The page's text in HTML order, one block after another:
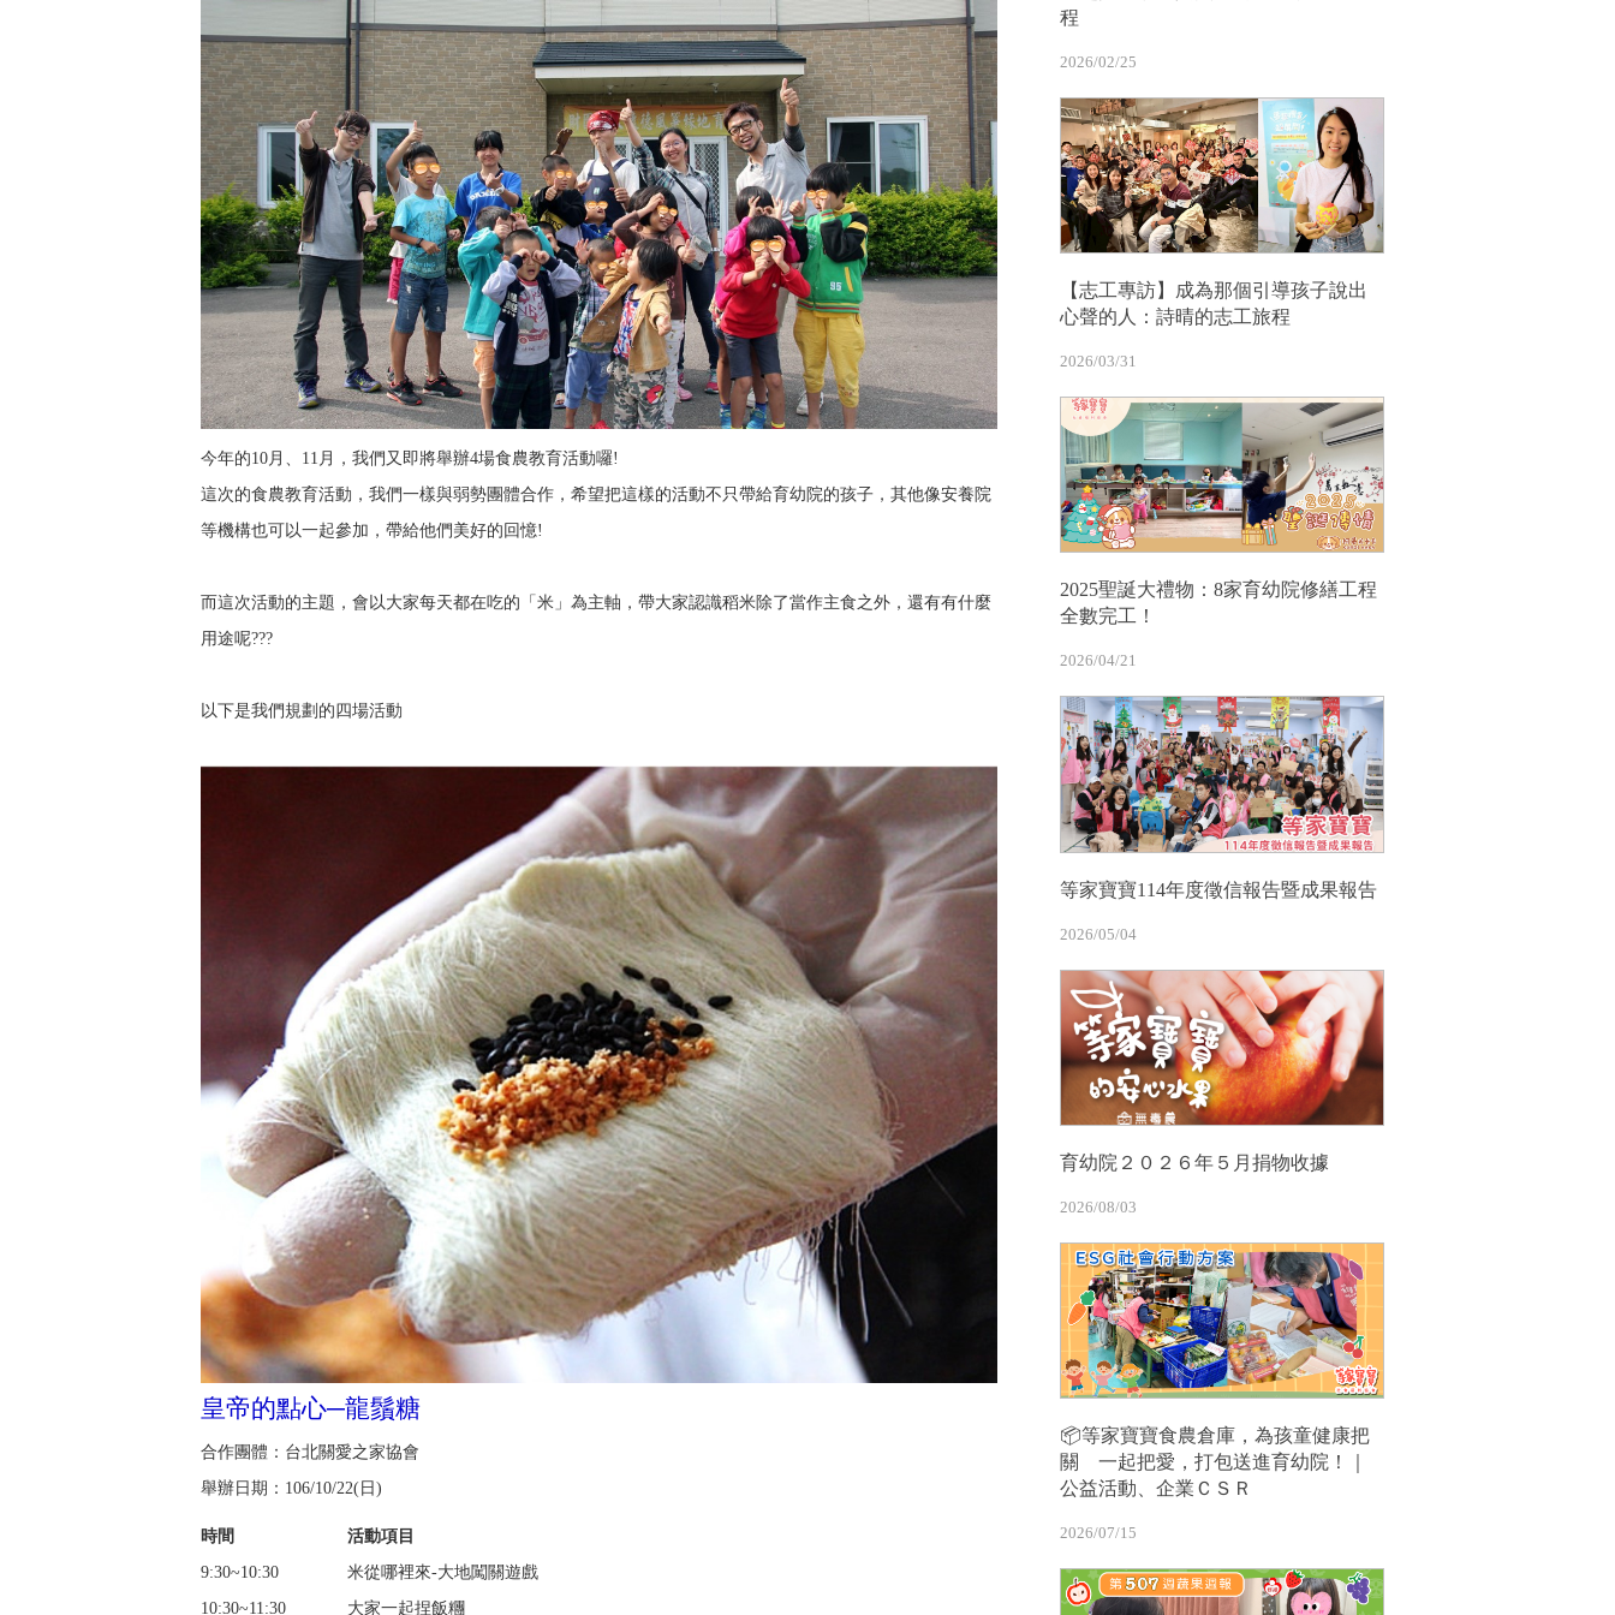
今年的10月、11月，我們又即將舉辦4場食農教育活動囉!
這次的食農教育活動，我們一樣與弱勢團體合作，希望把這樣的活動不只帶給育幼院的孩子，其他像安養院
等機構也可以一起參加，帶給他們美好的回憶!
而這次活動的主題，會以大家每天都在吃的「米」為主軸，帶大家認識稻米除了當作主食之外，還有有什麼
用途呢???
以下是我們規劃的四場活動
皇帝的點心─龍鬚糖
合作團體：台北關愛之家協會
舉辦日期：106/10/22(日)
時間
活動項目
9:30~10:30
米從哪裡來-大地闖關遊戲
10:30~11:30
大家一起捏飯糰
程
2026/02/25
【志工專訪】成為那個引導孩子說出
心聲的人：詩晴的志工旅程
2026/03/31
2025聖誕大禮物：8家育幼院修繕工程
全數完工！
2026/04/21
等家寶寶114年度徵信報告暨成果報告
2026/05/04
育幼院２０２６年５月捐物收據
2026/08/03
📦等家寶寶食農倉庫，為孩童健康把
關 一起把愛，打包送進育幼院！｜
公益活動、企業ＣＳＲ
2026/07/15